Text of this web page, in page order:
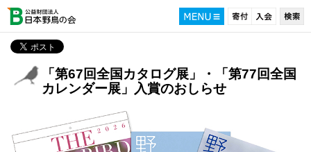
「第67回全国カタログ展」・「第77回全国
カレンダー展」入賞のおしらせ